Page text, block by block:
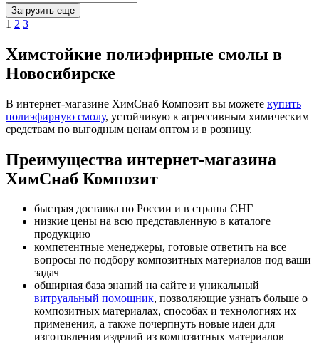
Загрузить еще
1 2 3
Химстойкие полиэфирные смолы в
Новосибирске
В интернет-магазине ХимСнаб Композит вы можете купить
полиэфирную смолу, устойчивую к агрессивным химическим
средствам по выгодным ценам оптом и в розницу.
Преимущества интернет-магазина
ХимСнаб Композит
быстрая доставка по России и в страны СНГ
низкие цены на всю представленную в каталоге
продукцию
компетентные менеджеры, готовые ответить на все
вопросы по подбору композитных материалов под ваши
задач
обширная база знаний на сайте и уникальный
витруальный помощник, позволяющие узнать больше о
композитных материалах, способах и технологиях их
применения, а также почерпнуть новые идеи для
изготовления изделий из композитных материалов